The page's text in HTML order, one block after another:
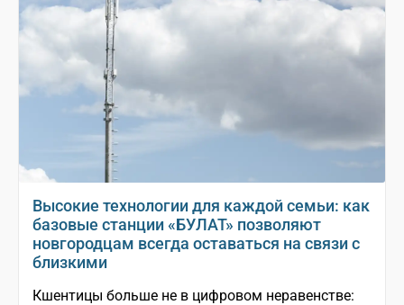
Высокие технологии для каждой семьи: как
базовые станции «БУЛАТ» позволяют
новгородцам всегда оставаться на связи с
близкими
Кшентицы больше не в цифровом неравенстве: